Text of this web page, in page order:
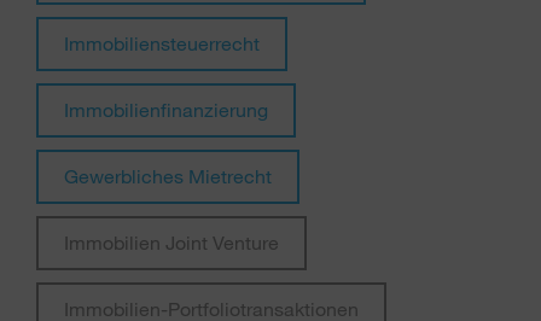
Immobiliensteuerrecht
Immobilienfinanzierung
Gewerbliches Mietrecht
Immobilien Joint Venture
Immobilien-Portfoliotransaktionen